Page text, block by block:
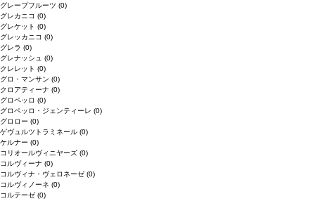
グレープフルーツ (0)
グレカニコ (0)
グレケット (0)
グレッカニコ (0)
グレラ (0)
グレナッシュ (0)
クレレット (0)
グロ・マンサン (0)
クロアティーナ (0)
グロペッロ (0)
グロペッロ・ジェンティーレ (0)
グロロー (0)
ゲヴュルツトラミネール (0)
ケルナー (0)
コリオールヴィニヤーズ (0)
コルヴィーナ (0)
コルヴィナ・ヴェロネーゼ (0)
コルヴィノーネ (0)
コルテーゼ (0)